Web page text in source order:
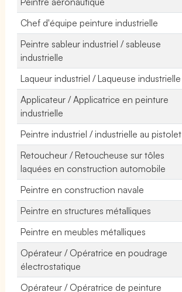
Chef d'équipe peinture industrielle
Peintre sableur industriel / sableuse
industrielle
Laqueur industriel / Laqueuse industrielle
Applicateur / Applicatrice en peinture
industrielle
Peintre industriel / industrielle au pistolet
Retoucheur / Retoucheuse sur tôles
laquées en construction automobile
Peintre en construction navale
Peintre en structures métalliques
Peintre en meubles métalliques
Opérateur / Opératrice en poudrage
électrostatique
Opérateur / Opératrice de peinture